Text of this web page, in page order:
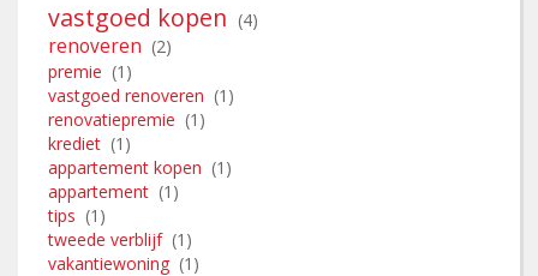
vastgoed kopen (4)
renoveren (2)
premie (1)
vastgoed renoveren (1)
renovatiepremie (1)
krediet (1)
appartement kopen (1)
appartement (1)
tips (1)
tweede verblijf (1)
vakantiewoning (1)